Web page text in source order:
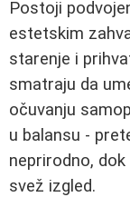
Postoji
estetskim
starenje i
smatraju da
očuvanju
u balansu -
neprirodno,
svež izgled.